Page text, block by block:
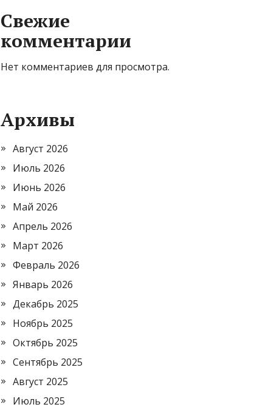
Свежие
комментарии
Нет комментариев для просмотра.
Архивы
Август 2026
Июль 2026
Июнь 2026
Май 2026
Апрель 2026
Март 2026
Февраль 2026
Январь 2026
Декабрь 2025
Ноябрь 2025
Октябрь 2025
Сентябрь 2025
Август 2025
Июль 2025